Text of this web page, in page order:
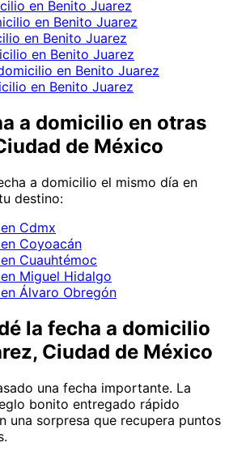
en Benito Juarez
en Benito Juarez
en Benito Juarez
en Benito Juarez
en Benito Juarez
en Benito Juarez
a domicilio en otras
de México
a domicilio el mismo día en
destino:
Cdmx
Coyoacán
Cuauhtémoc
Miguel Hidalgo
Álvaro Obregón
la fecha a domicilio
Ciudad de México
una fecha importante. La
bonito entregado rápido
una sorpresa que recupera puntos